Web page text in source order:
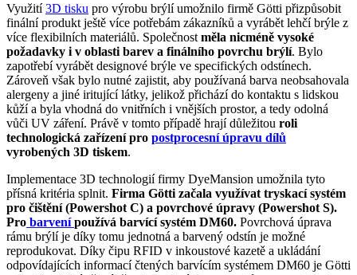
Využití3D tisku pro výrobu brýlí umožnilo firmě Götti přizpůsobit
finální produkt ještě více potřebám zákazníků a vyrábět lehčí brýle z
více flexibilních materiálů. Společnost měla nicméně vysoké
požadavky i v oblasti barev a finálního povrchu brýlí. Bylo
zapotřebí vyrábět designové brýle ve specifických odstínech.
Zároveň však bylo nutné zajistit, aby používaná barva neobsahovala
alergeny a jiné iritující látky, jelikož přichází do kontaktu s lidskou
kůží a byla vhodná do vnitřních i vnějších prostor, a tedy odolná
vůči UV záření. Právě v tomto případě hrají důležitou roli
technologická zařízení pro postprocesní úpravu dílů
vyrobených 3D tiskem.
Implementace 3D technologií firmy DyeMansion umožnila tyto
přísná kritéria splnit. Firma Götti začala využívat tryskací systém
pro čištění (Powershot C) a povrchové úpravy (Powershot S).
Pro barvenípoužívá barvící systém DM60. Povrchová úprava
rámu brýlí je díky tomu jednotná a barvený odstín je možné
reprodukovat. Díky čipu RFID v inkoustové kazetě a ukládání
odpovídajících informací čtených barvícím systémem DM60 je Götti